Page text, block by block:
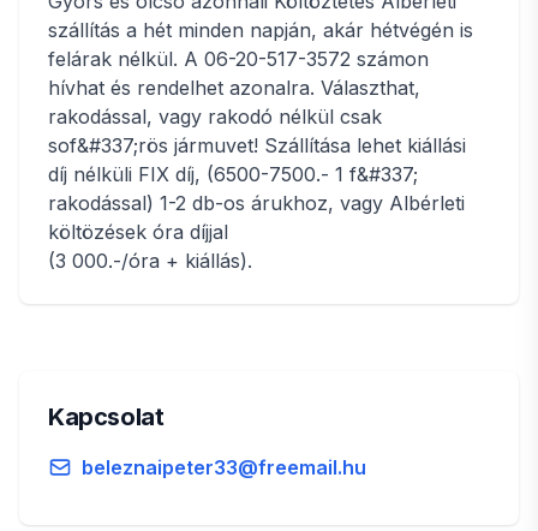
szállítás a hét minden napján, akár hétvégén is
felárak nélkül. A 06-20-517-3572 számon
hívhat és rendelhet azonalra. Választhat,
rakodással, vagy rakodó nélkül csak
sof&#337;rös jármuvet! Szállítása lehet kiállási
díj nélküli FIX díj, (6500-7500.- 1 f&#337;
rakodással) 1-2 db-os árukhoz, vagy Albérleti
költözések óra díjjal
(3 000.-/óra + kiállás).
Kapcsolat
beleznaipeter33@freemail.hu